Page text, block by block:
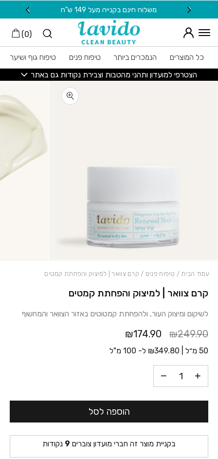
Skip to Content משלוח חינם בקנייה מעל 149 ש"ח
(
0
)
כל המוצרים הנמכרים ביותר טיפוח פנים
טיפוח גוף ושיער
הצטרפי למועדון ותהני מהטבות וצבירת נקודות גם באתר
קרם צוואר | למיצוק והפחתת קמטים
לשיקום ומיצוק העור, ולהפחתת קמטוטים באזור הצוואר והמחשוף
₪249.90
₪174.90
50 מ״ל | ₪349.80 ל- 100 מ"ל
כמות קרם צוואר | למיצוק והפחתת קמטים
הוספה לסל
בקניית מוצר זה חברי מועדון צוברים 9 נקודות
עמוד הבית / טיפוח פנים / קרם צוואר | למיצוק והפחתת קמטים
בחזרה למעלה